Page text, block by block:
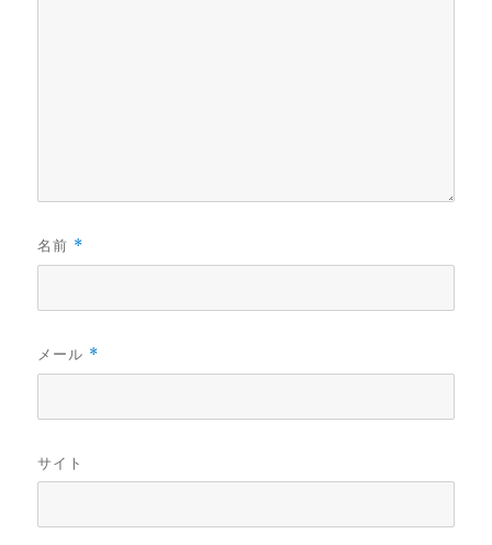
名前 *
メール *
サイト